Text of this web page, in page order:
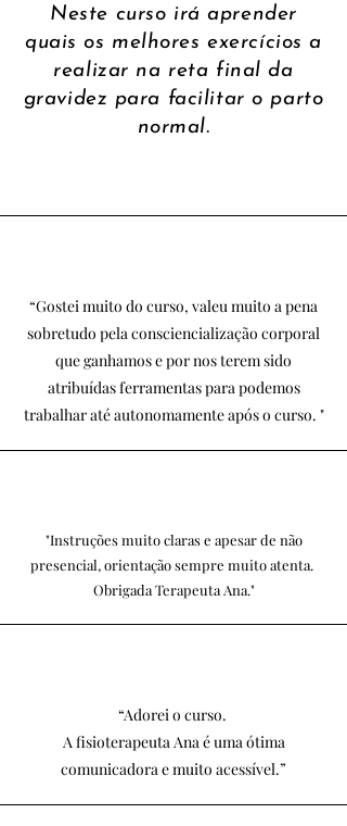
Neste curso irá aprender
quais os melhores exercícios a
realizar na reta final da
gravidez para facilitar o parto
normal.
“Gostei muito do curso, valeu muito a pena
sobretudo pela consciencialização corporal
que ganhamos e por nos terem sido
atribuídas ferramentas para podemos
trabalhar até autonomamente após o curso. "
"Instruções muito claras e apesar de não
presencial, orientação sempre muito atenta.
Obrigada Terapeuta Ana."
“Adorei o curso.
A fisioterapeuta Ana é uma ótima
comunicadora e muito acessível.”